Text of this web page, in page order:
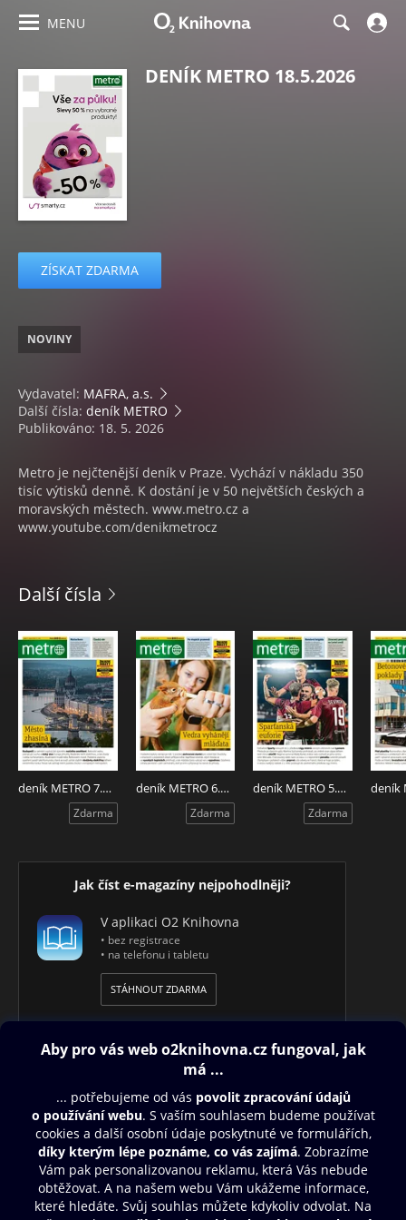
MENU
DENÍK METRO 18.5.2026
ZÍSKAT ZDARMA
NOVINY
Vydavatel: MAFRA, a.s.
Další čísla: deník METRO
Publikováno: 18. 5. 2026
Metro je nejčtenější deník v Praze. Vychází v nákladu 350
tisíc výtisků denně. K dostání je v 50 největších českých a
moravských městech. www.metro.cz a
www.youtube.com/denikmetrocz
Další čísla
deník METRO 7.8.2026
Zdarma
deník METRO 6.8.2026
Zdarma
deník METRO 5.8.2026
Zdarma
Jak číst e-magazíny nejpohodlněji?
V aplikaci O2 Knihovna
• bez registrace
• na telefonu i tabletu
STÁHNOUT ZDARMA
Obsah ke stažení
Moje O2 Knihovna
Další zábava